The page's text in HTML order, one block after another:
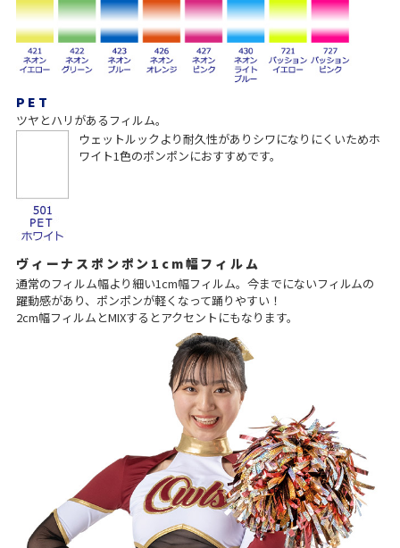
PET
ツヤとハリがあるフィルム。
ウェットルックより耐久性がありシワになりにくいためホ
ワイト1色のポンポンにおすすめです。
ヴィーナスポンポン1cm幅フィルム
通常のフィルム幅より細い1cm幅フィルム。今までにないフィルムの
躍動感があり、ポンポンが軽くなって踊りやすい！
2cm幅フィルムとMIXするとアクセントにもなります。